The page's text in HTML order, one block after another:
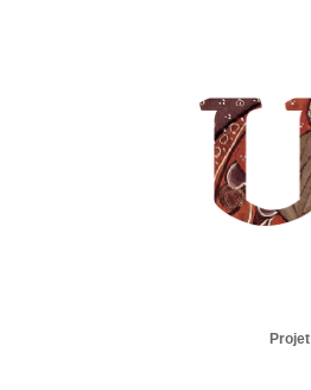
Projet